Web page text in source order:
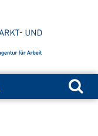
Suchen nach: